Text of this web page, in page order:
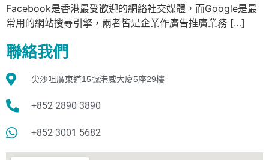
Facebook是香港最受歡迎的網絡社交媒體，而Google是最
常用的網站搜尋引擎，兩者皆是企業作廣告推廣業務 […]
聯絡我們
尖沙咀廣東道15號港威大廈5座29樓
+852 2890 3890
+852 3001 5682